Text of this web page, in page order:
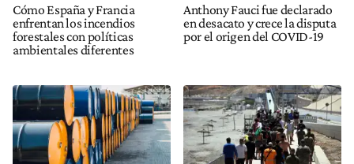
Cómo España y Francia
enfrentan los incendios
forestales con políticas
ambientales diferentes
Anthony Fauci fue declarado
en desacato y crece la disputa
por el origen del COVID-19